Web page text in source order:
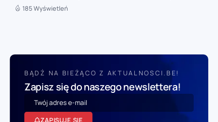
185 Wyświetleń
BĄDŹ NA BIEŻĄCO Z AKTUALNOSCI.BE!
Zapisz się do naszego newslettera!